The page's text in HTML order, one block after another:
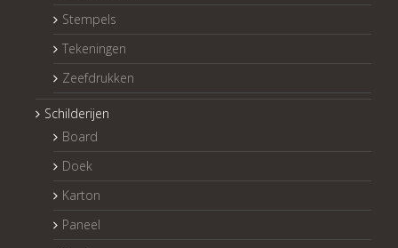
Stempels
Tekeningen
Zeefdrukken
Schilderijen
Board
Doek
Karton
Paneel